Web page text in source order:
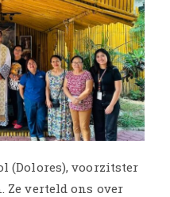
(Dolores), voorzitster
verteld ons over